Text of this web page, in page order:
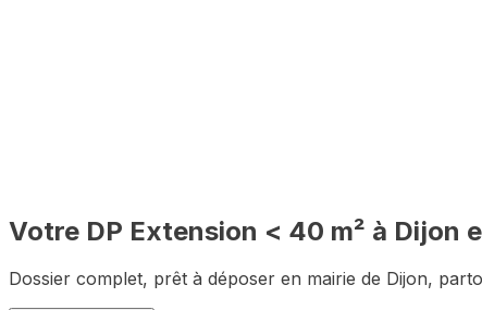
Votre DP Extension < 40 m² à Dijon
Dossier complet, prêt à déposer en mairie de Dijon,